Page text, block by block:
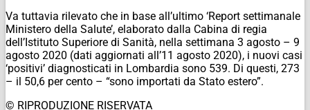
Va tuttavia rilevato che in base all’ultimo ‘Report settimanale
Ministero della Salute’, elaborato dalla Cabina di regia
dell’Istituto Superiore di Sanità, nella settimana 3 agosto – 9
agosto 2020 (dati aggiornati all’11 agosto 2020), i nuovi casi
‘positivi’ diagnosticati in Lombardia sono 539. Di questi, 273
– il 50,6 per cento – “sono importati da Stato estero”.
© RIPRODUZIONE RISERVATA